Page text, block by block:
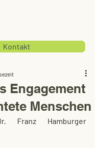
Kontakt
Engagement
Menschen